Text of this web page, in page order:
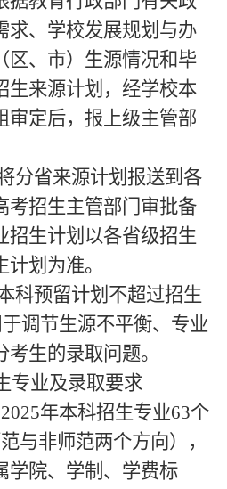
求、学校发展规划与办
区、市）生源情况和毕
生来源计划，经学校本
审定后，报上级主管部
分省来源计划报送到各
考招生主管部门审批备
招生计划以各省级招生
划为准。
科预留计划不超过招生
调节生源不平衡、专业
生的录取问题。
专业及录取要求
年本科招生专业63个
与非师范两个方向），
学院、学制、学费标